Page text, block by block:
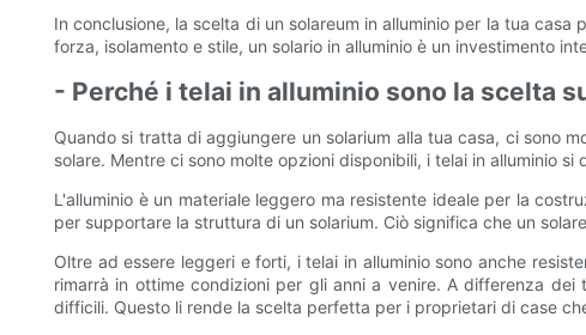
In conclusione, la scelta di un solareum in alluminio per la tua
forza, isolamento e stile, un solario in alluminio è un investimento
- Perché i telai in alluminio sono la scelta
Quando si tratta di aggiungere un solarium alla tua casa, ci sono
solare. Mentre ci sono molte opzioni disponibili, i telai in alluminio
L'alluminio è un materiale leggero ma resistente ideale per la
per supportare la struttura di un solarium. Ciò significa che un
Oltre ad essere leggeri e forti, i telai in alluminio sono anche
rimarrà in ottime condizioni per gli anni a venire. A differenza
difficili. Questo li rende la scelta perfetta per i proprietari di case